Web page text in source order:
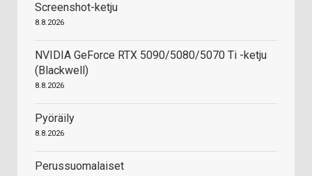
Screenshot-ketju
8.8.2026
NVIDIA GeForce RTX 5090/5080/5070 Ti -ketju
(Blackwell)
8.8.2026
Pyöräily
8.8.2026
Perussuomalaiset